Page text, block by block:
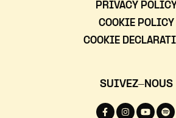
PRIVACY POLICY
COOKIE POLICY
COOKIE
SUIVEZ-NOUS